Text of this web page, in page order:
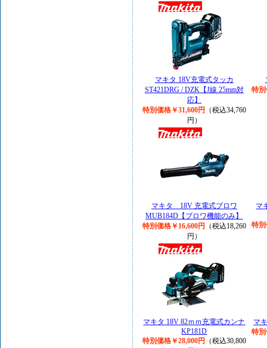
マキタ 18V充電式タッカ
ST421DRG / DZK【J線 25mm対
応】
特別価格￥31,600円
（税込34,760
円）
特別
マキタ 18V 充電式ブロワ
MUB184D【ブロワ機能のみ】
特別価格￥16,600円
（税込18,260
円）
マ
特別
マキタ 18V 82ｍｍ充電式カンナ
KP181D
特別価格￥28,000円
（税込30,800
マ
特別